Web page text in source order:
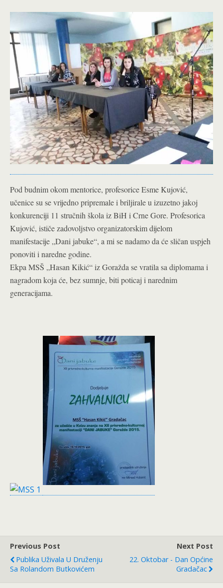
Pod budnim okom mentorice, profesorice Esme Kujović,
učenice su se vrijedno pripremale i briljirale u izuzetno jakoj
konkurenciji 11 stručnih škola iz BiH i Crne Gore. Profesorica
Kujović, ističe zadovoljstvo organizatorskim dijelom
manifestacije „Dani jabuke“, a mi se nadamo da će sličan uspjeh
ponoviti i naredne godine.
Ekpa MSŠ „Hasan Kikić“ iz Goražda se vratila sa diplomama i
nagradom koja će, bez sumnje, biti poticaj i narednim
generacijama.
Previous Post
Publika Uživala U Druženju
Sa Rolandom Butkovićem
Next Post
22. Oktobar - Dan Općine
Gradačac